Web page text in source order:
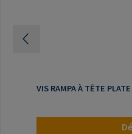
VIS RAMPA À TÊTE